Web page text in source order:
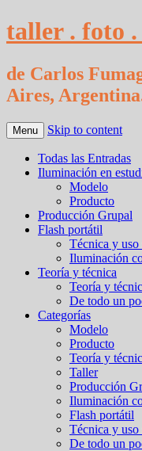
taller . foto
de Carlos
Aires,
Menu Skip to content
Todas las Entradas
Iluminación en
Modelo
Producto
Producción Grupal
Flash portátil
Técnica y
Iluminación
Teoría y técnica
Teoría y
De todo un
Categorías
Modelo
Producto
Teoría y
Taller
Producción
Iluminación
Flash portátil
Técnica y
De todo un